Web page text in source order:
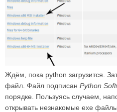
Ждём, пока python загрузится.
файл. Файл подписанPython
порядке. Пользуясь случаем,
открывать незнакомые exe файлы.